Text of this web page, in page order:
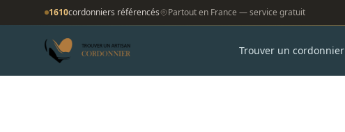
1610cordonniers référencés Partout en France — service gratuit
Trouver un cordonnier